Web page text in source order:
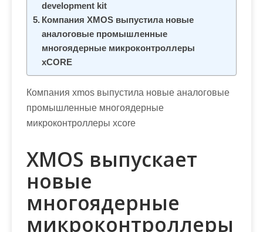
development kit
Компания XMOS выпустила новые
аналоговые промышленные
многоядерные микроконтроллеры
xCORE
Компания xmos выпустила новые аналоговые
промышленные многоядерные
микроконтроллеры xcore
XMOS выпускает
новые
многоядерные
микроконтроллеры